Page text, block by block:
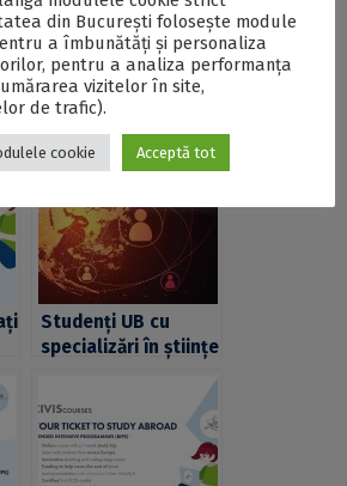
(BIPs) din domeniu - DOCX
Studenți UB cu
specializări în științe
invitați să acceseze
o nouă serie de
Blended Intensive
din București folosește module
a îmbunătăți și personaliza
pentru a analiza performanța
vizitelor în site,
de trafic).
cookie Acceptă tot